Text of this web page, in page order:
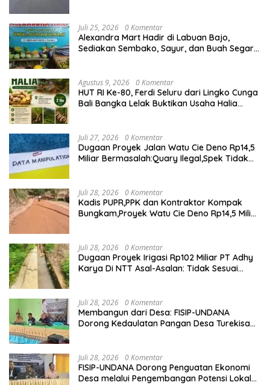
Juli 25, 2026 0 Komentar
Alexandra Mart Hadir di Labuan Bajo,
Sediakan Sembako, Sayur, dan Buah Segar
Agustus 9, 2026 0 Komentar
HUT RI Ke-80, Ferdi Seluru dari Lingko Cunga
Bali Bangka Lelak Buktikan Usaha Halia
Juli 27, 2026 0 Komentar
Dugaan Proyek Jalan Watu Cie Deno Rp14,5
Miliar Bermasalah:Quary Ilegal,Spek Tidak
Juli 28, 2026 0 Komentar
Kadis PUPR,PPK dan Kontraktor Kompak
Bungkam,Proyek Watu Cie Deno Rp14,5 Miliar
Juli 28, 2026 0 Komentar
Dugaan Proyek Irigasi Rp102 Miliar PT Adhy
Karya Di NTT Asal-Asalan: Tidak Sesuai
Juli 28, 2026 0 Komentar
Membangun dari Desa: FISIP-UNDANA
Dorong Kedaulatan Pangan Desa Turekisa
Juli 28, 2026 0 Komentar
FISIP-UNDANA Dorong Penguatan Ekonomi
Desa melalui Pengembangan Potensi Lokal